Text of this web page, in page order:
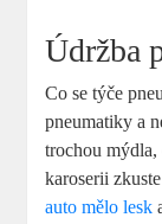
Údržba
Co se týče
pneumatiky a
trochou mýdla,
karoserii
auto mělo lesk